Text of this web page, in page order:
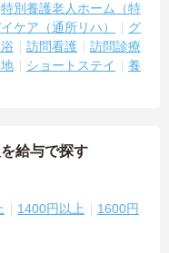
特別養護老人ホーム（特
ケア（通所リハ）
グ
訪問看護
訪問診療
ショートステイ
養
給与で探す
1400円以上
1600円